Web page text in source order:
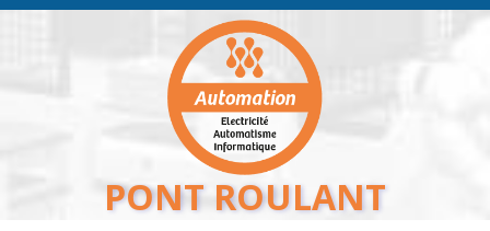
AUTOMATION
PRESENTATION
ACTIVITES
ANALYSE ET CONSEIL
ELECTRICITE
WIRING
ROBOTIC
ENERGY
AI
PONT ROULANT